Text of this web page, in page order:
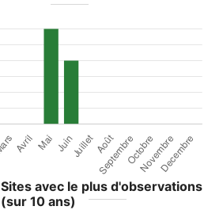
Sites avec le plus d'observations
(sur 10 ans)